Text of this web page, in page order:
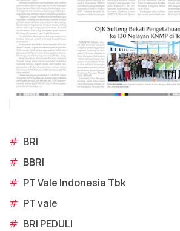
# BRI
# BBRI
# PT Vale Indonesia Tbk
# PT vale
# BRI PEDULI